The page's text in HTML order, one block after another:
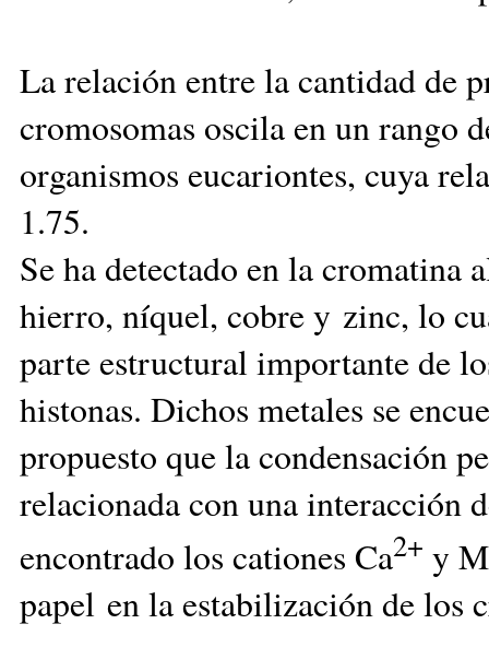
La relación entre la cantidad de
cromosomas oscila en un rango
organismos eucariontes, cuya
1.75.
Se ha detectado en la cromatina
hierro, níquel, cobre y zinc, lo
parte estructural importante de
histonas. Dichos metales se
propuesto que la condensación
relacionada con una interacción
encontrado los cationes Ca2+ y
papel en la estabilización de los